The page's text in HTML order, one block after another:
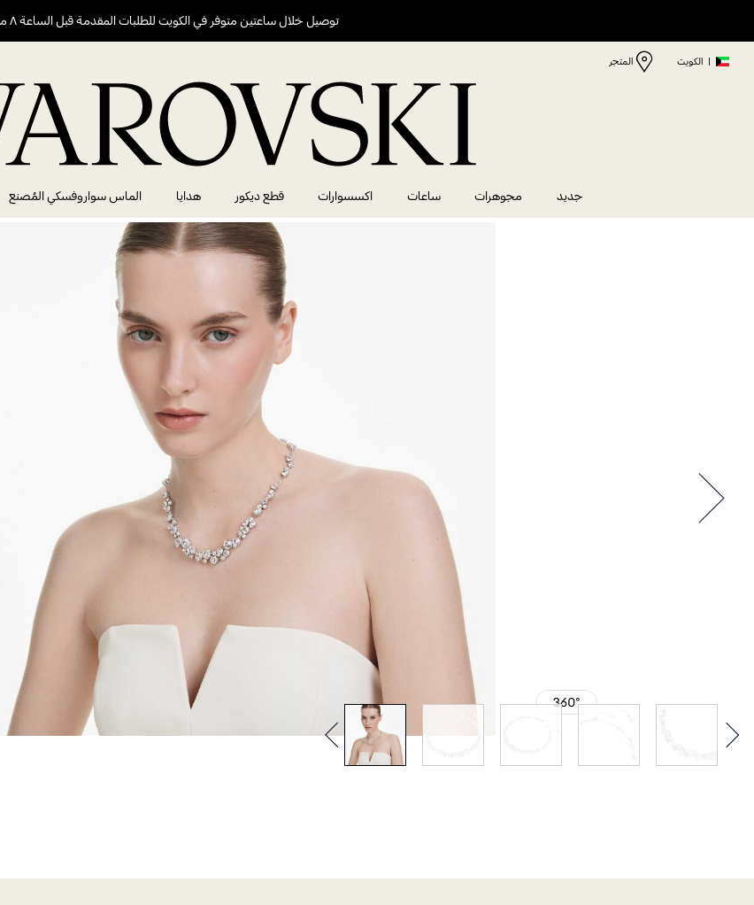
توصيل خلال ساعتين متوفر في الكويت للطلبات المقدمة قبل الساعة ٨ مساءً
| الكويت المتجر
جديد مجوهرات ساعات اكسسوارات قطع ديكور هدايا الماس سواروفسكي المُصنع